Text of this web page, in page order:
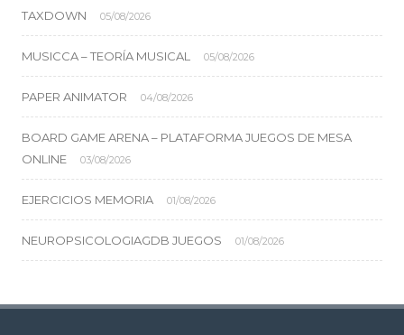
TAXDOWN 05/08/2026
MUSICCA – TEORÍA MUSICAL 05/08/2026
PAPER ANIMATOR 04/08/2026
BOARD GAME ARENA – PLATAFORMA JUEGOS DE MESA
ONLINE
03/08/2026
EJERCICIOS MEMORIA 01/08/2026
NEUROPSICOLOGIAGDB JUEGOS 01/08/2026